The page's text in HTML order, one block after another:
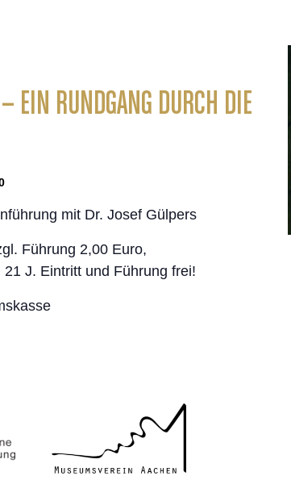
EIN RUNDGANG DURCH DIE
mit Dr. Josef Gülpers
Führung 2,00 Euro,
J. Eintritt und Führung frei!